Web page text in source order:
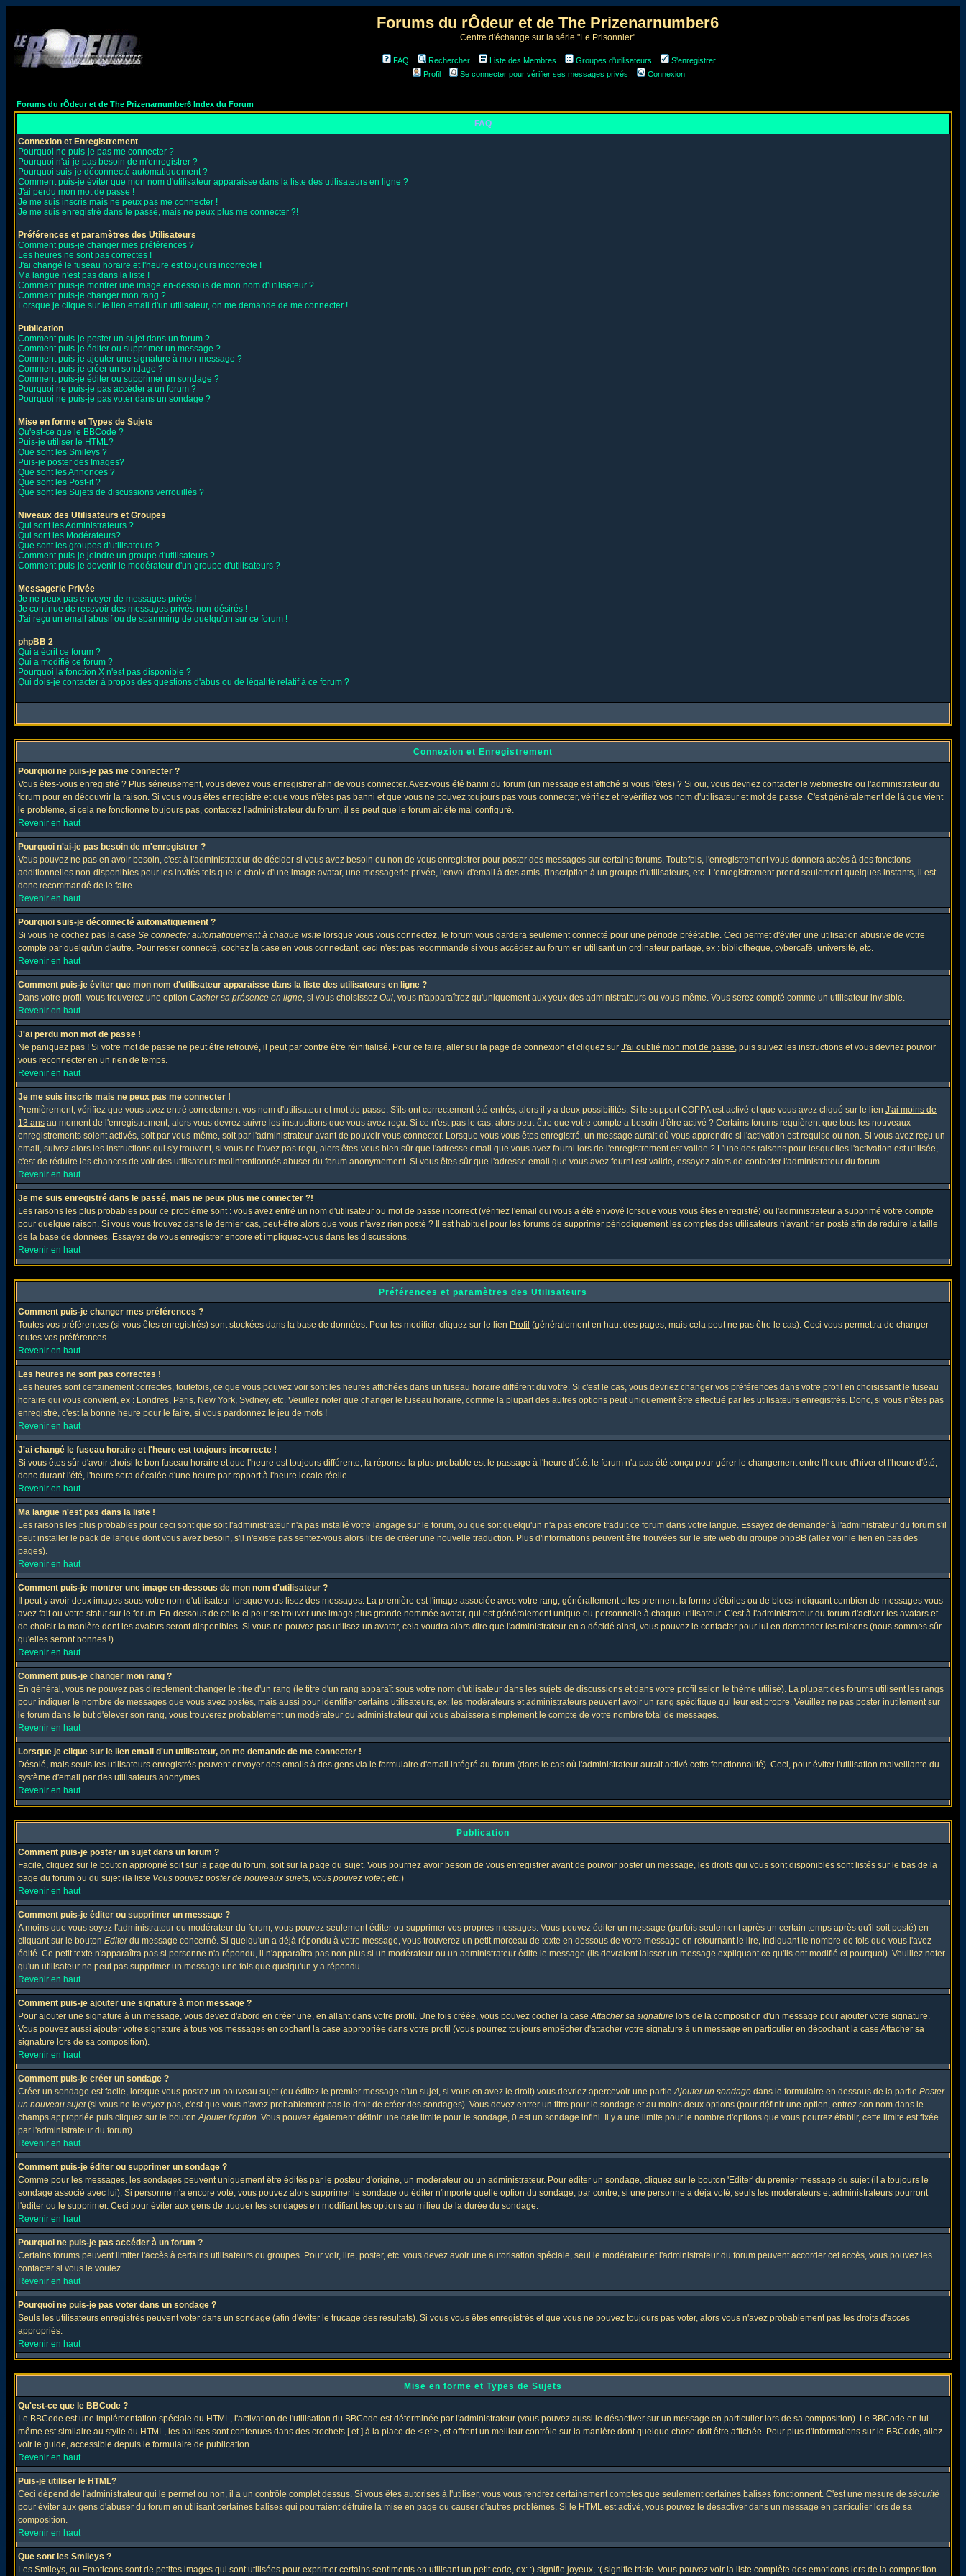
Forums du rÔdeur et de The Prizenarnumber6
Centre d'échange sur la série "Le Prisonnier"
FAQ Rechercher Liste des Membres Groupes d'utilisateurs
S'enregistrer
Profil
Se connecter pour vérifier ses messages privés Connexion
Forums du rÔdeur et de The Prizenarnumber6 Index du Forum
FAQ
Connexion et Enregistrement
Pourquoi ne puis-je pas me connecter ?
Pourquoi n'ai-je pas besoin de m'enregistrer ?
Pourquoi suis-je déconnecté automatiquement ?
Comment puis-je éviter que mon nom d'utilisateur apparaisse dans la liste des utilisateurs en ligne ?
J'ai perdu mon mot de passe !
Je me suis inscris mais ne peux pas me connecter !
Je me suis enregistré dans le passé, mais ne peux plus me connecter ?!
Préférences et paramètres des Utilisateurs
Comment puis-je changer mes préférences ?
Les heures ne sont pas correctes !
J'ai changé le fuseau horaire et l'heure est toujours incorrecte !
Ma langue n'est pas dans la liste !
Comment puis-je montrer une image en-dessous de mon nom d'utilisateur ?
Comment puis-je changer mon rang ?
Lorsque je clique sur le lien email d'un utilisateur, on me demande de me connecter !
Publication
Comment puis-je poster un sujet dans un forum ?
Comment puis-je éditer ou supprimer un message ?
Comment puis-je ajouter une signature à mon message ?
Comment puis-je créer un sondage ?
Comment puis-je éditer ou supprimer un sondage ?
Pourquoi ne puis-je pas accéder à un forum ?
Pourquoi ne puis-je pas voter dans un sondage ?
Mise en forme et Types de Sujets
Qu'est-ce que le BBCode ?
Puis-je utiliser le HTML?
Que sont les Smileys ?
Puis-je poster des Images?
Que sont les Annonces ?
Que sont les Post-it ?
Que sont les Sujets de discussions verrouillés ?
Niveaux des Utilisateurs et Groupes
Qui sont les Administrateurs ?
Qui sont les Modérateurs?
Que sont les groupes d'utilisateurs ?
Comment puis-je joindre un groupe d'utilisateurs ?
Comment puis-je devenir le modérateur d'un groupe d'utilisateurs ?
Messagerie Privée
Je ne peux pas envoyer de messages privés !
Je continue de recevoir des messages privés non-désirés !
J'ai reçu un email abusif ou de spamming de quelqu'un sur ce forum !
phpBB 2
Qui a écrit ce forum ?
Qui a modifié ce forum ?
Pourquoi la fonction X n'est pas disponible ?
Qui dois-je contacter à propos des questions d'abus ou de légalité relatif à ce forum ?
Connexion et Enregistrement
Pourquoi ne puis-je pas me connecter ?
Vous êtes-vous enregistré ? Plus sérieusement, vous devez vous enregistrer afin de vous connecter. Avez-vous été banni du forum (un message est affiché si vous l'êtes) ? Si oui, vous devriez contacter le webmestre ou l'administrateur du
forum pour en découvrir la raison. Si vous vous êtes enregistré et que vous n'êtes pas banni et que vous ne pouvez toujours pas vous connecter, vérifiez et revérifiez vos nom d'utilisateur et mot de passe. C'est généralement de là que vient
le problème, si cela ne fonctionne toujours pas, contactez l'administrateur du forum, il se peut que le forum ait été mal configuré.
Revenir en haut
Pourquoi n'ai-je pas besoin de m'enregistrer ?
Vous pouvez ne pas en avoir besoin, c'est à l'administrateur de décider si vous avez besoin ou non de vous enregistrer pour poster des messages sur certains forums. Toutefois, l'enregistrement vous donnera accès à des fonctions
additionnelles non-disponibles pour les invités tels que le choix d'une image avatar, une messagerie privée, l'envoi d'email à des amis, l'inscription à un groupe d'utilisateurs, etc. L'enregistrement prend seulement quelques instants, il est
donc recommandé de le faire.
Revenir en haut
Pourquoi suis-je déconnecté automatiquement ?
Si vous ne cochez pas la case Se connecter automatiquement à chaque visite lorsque vous vous connectez, le forum vous gardera seulement connecté pour une période préétablie. Ceci permet d'éviter une utilisation abusive de votre
compte par quelqu'un d'autre. Pour rester connecté, cochez la case en vous connectant, ceci n'est pas recommandé si vous accédez au forum en utilisant un ordinateur partagé, ex : bibliothèque, cybercafé, université, etc.
Revenir en haut
Comment puis-je éviter que mon nom d'utilisateur apparaisse dans la liste des utilisateurs en ligne ?
Dans votre profil, vous trouverez une option Cacher sa présence en ligne, si vous choisissez Oui, vous n'apparaîtrez qu'uniquement aux yeux des administrateurs ou vous-même. Vous serez compté comme un utilisateur invisible.
Revenir en haut
J'ai perdu mon mot de passe !
Ne paniquez pas ! Si votre mot de passe ne peut être retrouvé, il peut par contre être réinitialisé. Pour ce faire, aller sur la page de connexion et cliquez sur J'ai oublié mon mot de passe, puis suivez les instructions et vous devriez pouvoir
vous reconnecter en un rien de temps.
Revenir en haut
Je me suis inscris mais ne peux pas me connecter !
Premièrement, vérifiez que vous avez entré correctement vos nom d'utilisateur et mot de passe. S'ils ont correctement été entrés, alors il y a deux possibilités. Si le support COPPA est activé et que vous avez cliqué sur le lien J'ai moins de
13 ans au moment de l'enregistrement, alors vous devrez suivre les instructions que vous avez reçu. Si ce n'est pas le cas, alors peut-être que votre compte a besoin d'être activé ? Certains forums requièrent que tous les nouveaux
enregistrements soient activés, soit par vous-même, soit par l'administrateur avant de pouvoir vous connecter. Lorsque vous vous êtes enregistré, un message aurait dû vous apprendre si l'activation est requise ou non. Si vous avez reçu un
email, suivez alors les instructions qui s'y trouvent, si vous ne l'avez pas reçu, alors êtes-vous bien sûr que l'adresse email que vous avez fourni lors de l'enregistrement est valide ? L'une des raisons pour lesquelles l'activation est utilisée,
c'est de réduire les chances de voir des utilisateurs malintentionnés abuser du forum anonymement. Si vous êtes sûr que l'adresse email que vous avez fourni est valide, essayez alors de contacter l'administrateur du forum.
Revenir en haut
Je me suis enregistré dans le passé, mais ne peux plus me connecter ?!
Les raisons les plus probables pour ce problème sont : vous avez entré un nom d'utilisateur ou mot de passe incorrect (vérifiez l'email qui vous a été envoyé lorsque vous vous êtes enregistré) ou l'administrateur a supprimé votre compte
pour quelque raison. Si vous vous trouvez dans le dernier cas, peut-être alors que vous n'avez rien posté ? Il est habituel pour les forums de supprimer périodiquement les comptes des utilisateurs n'ayant rien posté afin de réduire la taille
de la base de données. Essayez de vous enregistrer encore et impliquez-vous dans les discussions.
Revenir en haut
Préférences et paramètres des Utilisateurs
Comment puis-je changer mes préférences ?
Toutes vos préférences (si vous êtes enregistrés) sont stockées dans la base de données. Pour les modifier, cliquez sur le lien Profil (généralement en haut des pages, mais cela peut ne pas être le cas). Ceci vous permettra de changer
toutes vos préférences.
Revenir en haut
Les heures ne sont pas correctes !
Les heures sont certainement correctes, toutefois, ce que vous pouvez voir sont les heures affichées dans un fuseau horaire différent du votre. Si c'est le cas, vous devriez changer vos préférences dans votre profil en choisissant le fuseau
horaire qui vous convient, ex : Londres, Paris, New York, Sydney, etc. Veuillez noter que changer le fuseau horaire, comme la plupart des autres options peut uniquement être effectué par les utilisateurs enregistrés. Donc, si vous n'êtes pas
enregistré, c'est la bonne heure pour le faire, si vous pardonnez le jeu de mots !
Revenir en haut
J'ai changé le fuseau horaire et l'heure est toujours incorrecte !
Si vous êtes sûr d'avoir choisi le bon fuseau horaire et que l'heure est toujours différente, la réponse la plus probable est le passage à l'heure d'été. le forum n'a pas été conçu pour gérer le changement entre l'heure d'hiver et l'heure d'été,
donc durant l'été, l'heure sera décalée d'une heure par rapport à l'heure locale réelle.
Revenir en haut
Ma langue n'est pas dans la liste !
Les raisons les plus probables pour ceci sont que soit l'administrateur n'a pas installé votre langage sur le forum, ou que soit quelqu'un n'a pas encore traduit ce forum dans votre langue. Essayez de demander à l'administrateur du forum s'il
peut installer le pack de langue dont vous avez besoin, s'il n'existe pas sentez-vous alors libre de créer une nouvelle traduction. Plus d'informations peuvent être trouvées sur le site web du groupe phpBB (allez voir le lien en bas des
pages).
Revenir en haut
Comment puis-je montrer une image en-dessous de mon nom d'utilisateur ?
Il peut y avoir deux images sous votre nom d'utilisateur lorsque vous lisez des messages. La première est l'image associée avec votre rang, générallement elles prennent la forme d'étoiles ou de blocs indiquant combien de messages vous
avez fait ou votre statut sur le forum. En-dessous de celle-ci peut se trouver une image plus grande nommée avatar, qui est généralement unique ou personnelle à chaque utilisateur. C'est à l'administrateur du forum d'activer les avatars et
de choisir la manière dont les avatars seront disponibles. Si vous ne pouvez pas utilisez un avatar, cela voudra alors dire que l'administrateur en a décidé ainsi, vous pouvez le contacter pour lui en demander les raisons (nous sommes sûr
qu'elles seront bonnes !).
Revenir en haut
Comment puis-je changer mon rang ?
En général, vous ne pouvez pas directement changer le titre d'un rang (le titre d'un rang apparaît sous votre nom d'utilisateur dans les sujets de discussions et dans votre profil selon le thème utilisé). La plupart des forums utilisent les rangs
pour indiquer le nombre de messages que vous avez postés, mais aussi pour identifier certains utilisateurs, ex: les modérateurs et administrateurs peuvent avoir un rang spécifique qui leur est propre. Veuillez ne pas poster inutilement sur
le forum dans le but d'élever son rang, vous trouverez probablement un modérateur ou administrateur qui vous abaissera simplement le compte de votre nombre total de messages.
Revenir en haut
Lorsque je clique sur le lien email d'un utilisateur, on me demande de me connecter !
Désolé, mais seuls les utilisateurs enregistrés peuvent envoyer des emails à des gens via le formulaire d'email intégré au forum (dans le cas où l'administrateur aurait activé cette fonctionnalité). Ceci, pour éviter l'utilisation malveillante du
système d'email par des utilisateurs anonymes.
Revenir en haut
Publication
Comment puis-je poster un sujet dans un forum ?
Facile, cliquez sur le bouton approprié soit sur la page du forum, soit sur la page du sujet. Vous pourriez avoir besoin de vous enregistrer avant de pouvoir poster un message, les droits qui vous sont disponibles sont listés sur le bas de la
page du forum ou du sujet (la liste Vous pouvez poster de nouveaux sujets, vous pouvez voter, etc.)
Revenir en haut
Comment puis-je éditer ou supprimer un message ?
A moins que vous soyez l'administrateur ou modérateur du forum, vous pouvez seulement éditer ou supprimer vos propres messages. Vous pouvez éditer un message (parfois seulement après un certain temps après qu'il soit posté) en
cliquant sur le bouton Editerdu message concerné. Si quelqu'un a déjà répondu à votre message, vous trouverez un petit morceau de texte en dessous de votre message en retournant le lire, indiquant le nombre de fois que vous l'avez
édité. Ce petit texte n'apparaîtra pas si personne n'a répondu, il n'apparaîtra pas non plus si un modérateur ou un administrateur édite le message (ils devraient laisser un message expliquant ce qu'ils ont modifié et pourquoi). Veuillez noter
qu'un utilisateur ne peut pas supprimer un message une fois que quelqu'un y a répondu.
Revenir en haut
Comment puis-je ajouter une signature à mon message ?
Pour ajouter une signature à un message, vous devez d'abord en créer une, en allant dans votre profil. Une fois créée, vous pouvez cocher la caseAttacher sa signature lors de la composition d'un message pour ajouter votre signature.
Vous pouvez aussi ajouter votre signature à tous vos messages en cochant la case appropriée dans votre profil (vous pourrez toujours empêcher d'attacher votre signature à un message en particulier en décochant la case Attacher sa
signature lors de sa composition).
Revenir en haut
Comment puis-je créer un sondage ?
Créer un sondage est facile, lorsque vous postez un nouveau sujet (ou éditez le premier message d'un sujet, si vous en avez le droit) vous devriez apercevoir une partieAjouter un sondage dans le formulaire en dessous de la partie Poster
un nouveau sujet(si vous ne le voyez pas, c'est que vous n'avez probablement pas le droit de créer des sondages). Vous devez entrer un titre pour le sondage et au moins deux options (pour définir une option, entrez son nom dans le
champs appropriée puis cliquez sur le boutonAjouter l'option. Vous pouvez également définir une date limite pour le sondage, 0 est un sondage infini. Il y a une limite pour le nombre d'options que vous pourrez établir, cette limite est fixée
par l'administrateur du forum).
Revenir en haut
Comment puis-je éditer ou supprimer un sondage ?
Comme pour les messages, les sondages peuvent uniquement être édités par le posteur d'origine, un modérateur ou un administrateur. Pour éditer un sondage, cliquez sur le bouton 'Editer' du premier message du sujet (il a toujours le
sondage associé avec lui). Si personne n'a encore voté, vous pouvez alors supprimer le sondage ou éditer n'importe quelle option du sondage, par contre, si une personne a déjà voté, seuls les modérateurs et administrateurs pourront
l'éditer ou le supprimer. Ceci pour éviter aux gens de truquer les sondages en modifiant les options au milieu de la durée du sondage.
Revenir en haut
Pourquoi ne puis-je pas accéder à un forum ?
Certains forums peuvent limiter l'accès à certains utilisateurs ou groupes. Pour voir, lire, poster, etc. vous devez avoir une autorisation spéciale, seul le modérateur et l'administrateur du forum peuvent accorder cet accès, vous pouvez les
contacter si vous le voulez.
Revenir en haut
Pourquoi ne puis-je pas voter dans un sondage ?
Seuls les utilisateurs enregistrés peuvent voter dans un sondage (afin d'éviter le trucage des résultats). Si vous vous êtes enregistrés et que vous ne pouvez toujours pas voter, alors vous n'avez probablement pas les droits d'accès
appropriés.
Revenir en haut
Mise en forme et Types de Sujets
Qu'est-ce que le BBCode ?
Le BBCode est une implémentation spéciale du HTML, l'activation de l'utilisation du BBCode est déterminée par l'administrateur (vous pouvez aussi le désactiver sur un message en particulier lors de sa composition). Le BBCode en lui-
même est similaire au styile du HTML, les balises sont contenues dans des crochets [ et ] à la place de < et >, et offrent un meilleur contrôle sur la manière dont quelque chose doit être affichée. Pour plus d'informations sur le BBCode, allez
voir le guide, accessible depuis le formulaire de publication.
Revenir en haut
Puis-je utiliser le HTML?
Ceci dépend de l'administrateur qui le permet ou non, il a un contrôle complet dessus. Si vous êtes autorisés à l'utiliser, vous vous rendrez certainement comptes que seulement certaines balises fonctionnent. C'est une mesure de sécurité
pour éviter aux gens d'abuser du forum en utilisant certaines balises qui pourraient détruire la mise en page ou causer d'autres problèmes. Si le HTML est activé, vous pouvez le désactiver dans un message en particulier lors de sa
composition.
Revenir en haut
Que sont les Smileys ?
Les Smileys, ou Emoticons sont de petites images qui sont utilisées pour exprimer certains sentiments en utilisant un petit code, ex: :) signifie joyeux, :( signifie triste. Vous pouvez voir la liste complète des emoticons lors de la composition